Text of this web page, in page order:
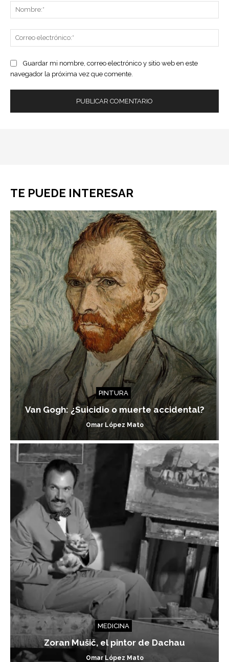
Guardar mi nombre, correo electrónico y sitio web en este
navegador la próxima vez que comente.
TE PUEDE INTERESAR
PINTURA
Van Gogh: ¿Suicidio o muerte accidental?
Omar López Mato
MEDICINA
Zoran Mušič, el pintor de Dachau
Omar López Mato